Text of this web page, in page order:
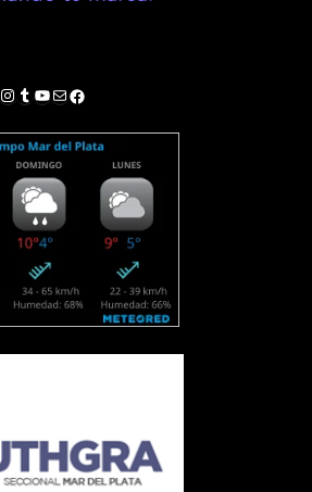
Instagram
Tumblr
YouTube
Correo electrónico
Facebook